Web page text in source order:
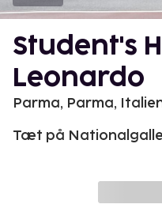
Student's
Leonardo
Parma, Parma,
Tæt på